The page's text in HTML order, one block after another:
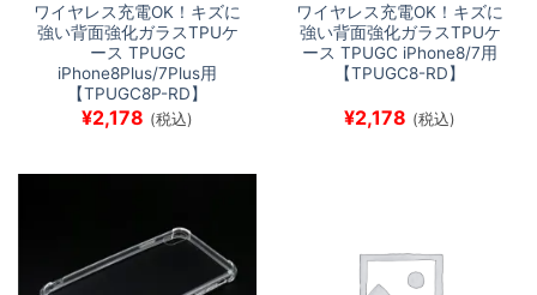
ワイヤレス充電OK！キズに
強い背面強化ガラスTPUケ
ース TPUGC
iPhone8Plus/7Plus用
【TPUGC8P-RD】
¥2,178 (税込)
ワイヤレス充電OK！キズに
強い背面強化ガラスTPUケ
ース TPUGC iPhone8/7用
【TPUGC8-RD】
¥2,178 (税込)